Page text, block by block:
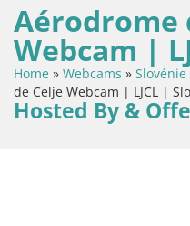
Aérodrome
Webcam |
Home » Webcams » Slovénie
de Celje Webcam | LJCL |
Hosted By &